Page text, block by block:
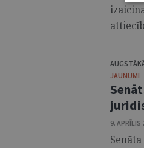
JAUNUMI
9.